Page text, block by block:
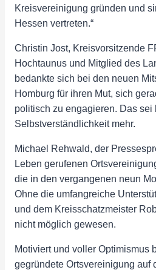
Kreisvereinigung gründen und
Hessen vertreten.“
Christin Jost, Kreisvorsitzende
Hochtaunus und Mitglied des
bedankte sich bei den neuen
Homburg für ihren Mut, sich
politisch zu engagieren. Das sei
Selbstverständlichkeit mehr.
Michael Rehwald, der
Leben gerufenen
die in den vergangenen neun
Ohne die umfangreiche
und dem Kreisschatzmeister
nicht möglich gewesen.
Motiviert und voller Optimismus
gegründete Ortsvereinigung auf